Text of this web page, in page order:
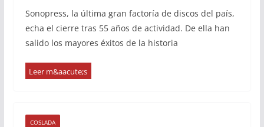
Sonopress, la última gran factoría de discos del país,
echa el cierre tras 55 años de actividad. De ella han
salido los mayores éxitos de la historia
COSLADA